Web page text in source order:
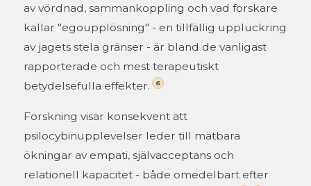
av vördnad, sammankoppling och vad forskare
kallar "egoupplösning" - en tillfällig uppluckring
av jagets stela gränser - är bland de vanligast
rapporterade och mest terapeutiskt
betydelsefulla effekter.
6
Forskning visar konsekvent att
psilocybinupplevelser leder till mätbara
ökningar av empati, självacceptans och
relationell kapacitet - både omedelbart efter